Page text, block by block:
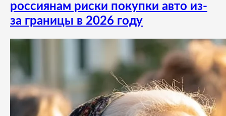
россиянам риски покупки авто из-
за границы в 2026 году